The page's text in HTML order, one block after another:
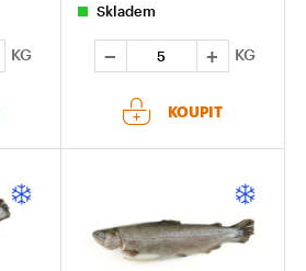
KG
Skladem
KG
KOUPIT